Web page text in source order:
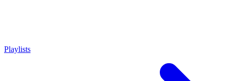
Playlists